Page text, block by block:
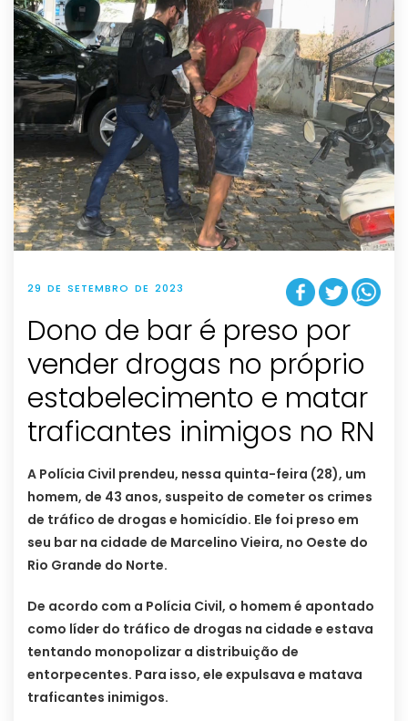
29 DE SETEMBRO DE 2023
Dono de bar é preso por
vender drogas no próprio
estabelecimento e matar
traficantes inimigos no RN
A Polícia Civil prendeu, nessa quinta-feira (28), um
homem, de 43 anos, suspeito de cometer os crimes
de tráfico de drogas e homicídio. Ele foi preso em
seu bar na cidade de Marcelino Vieira, no Oeste do
Rio Grande do Norte.
De acordo com a Polícia Civil, o homem é apontado
como líder do tráfico de drogas na cidade e estava
tentando monopolizar a distribuição de
entorpecentes. Para isso, ele expulsava e matava
traficantes inimigos.